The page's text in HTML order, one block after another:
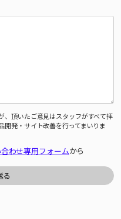
、頂いたご意見はスタッフがすべて拝
開発・サイト改善を行ってまいりま
わせ専用フォームから